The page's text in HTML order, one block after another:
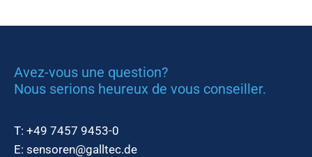
Avez-vous une question?
Nous serions heureux de vous conseiller.
T: +49 7457 9453-0
E: sensoren@galltec.de